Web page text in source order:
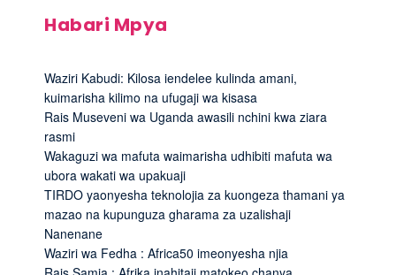
Habari Mpya
Waziri Kabudi: Kilosa iendelee kulinda amani,
kuimarisha kilimo na ufugaji wa kisasa
Rais Museveni wa Uganda awasili nchini kwa ziara
rasmi
Wakaguzi wa mafuta waimarisha udhibiti mafuta wa
ubora wakati wa upakuaji
TIRDO yaonyesha teknolojia za kuongeza thamani ya
mazao na kupunguza gharama za uzalishaji
Nanenane
Waziri wa Fedha : Africa50 imeonyesha njia